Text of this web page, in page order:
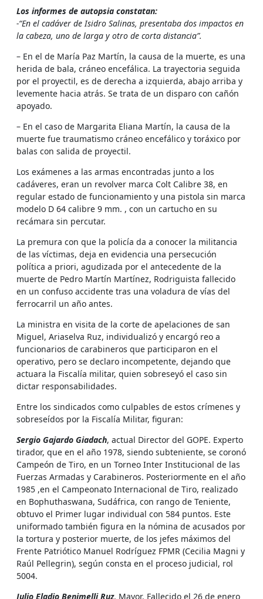
Los informes de autopsia constatan:
-“En el cadáver de Isidro Salinas, presentaba dos impactos en
la cabeza, uno de larga y otro de corta distancia”.
– En el de María Paz Martín, la causa de la muerte, es una
herida de bala, cráneo encefálica. La trayectoria seguida
por el proyectil, es de derecha a izquierda, abajo arriba y
levemente hacia atrás. Se trata de un disparo con cañón
apoyado.
– En el caso de Margarita Eliana Martín, la causa de la
muerte fue traumatismo cráneo encefálico y toráxico por
balas con salida de proyectil.
Los exámenes a las armas encontradas junto a los
cadáveres, eran un revolver marca Colt Calibre 38, en
regular estado de funcionamiento y una pistola sin marca
modelo D 64 calibre 9 mm. , con un cartucho en su
recámara sin percutar.
La premura con que la policía da a conocer la militancia
de las víctimas, deja en evidencia una persecución
política a priori, agudizada por el antecedente de la
muerte de Pedro Martín Martínez, Rodriguista fallecido
en un confuso accidente tras una voladura de vías del
ferrocarril un año antes.
La ministra en visita de la corte de apelaciones de san
Miguel, Ariaselva Ruz, individualizó y encargó reo a
funcionarios de carabineros que participaron en el
operativo, pero se declaro incompetente, dejando que
actuara la Fiscalía militar, quien sobreseyó el caso sin
dictar responsabilidades.
Entre los sindicados como culpables de estos crímenes y
sobreseídos por la Fiscalía Militar, figuran:
Sergio Gajardo Giadach, actual Director del GOPE. Experto
tirador, que en el año 1978, siendo subteniente, se coronó
Campeón de Tiro, en un Torneo Inter Institucional de las
Fuerzas Armadas y Carabineros. Posteriormente en el año
1985 ,en el Campeonato Internacional de Tiro, realizado
en Bophuthaswana, Sudáfrica, con rango de Teniente,
obtuvo el Primer lugar individual con 584 puntos. Este
uniformado también figura en la nómina de acusados por
la tortura y posterior muerte, de los jefes máximos del
Frente Patriótico Manuel Rodríguez FPMR (Cecilia Magni y
Raúl Pellegrin), según consta en el proceso judicial, rol
5004.
Julio Eladio Benimelli Ruz, Mayor. Fallecido el 26 de enero